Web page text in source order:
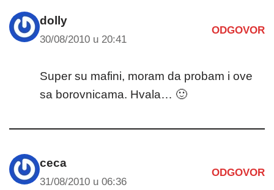
dolly
30/08/2010 u 20:41
ODGOVOR
Super su mafini, moram da probam i ove
sa borovnicama. Hvala… 🙂
ceca
31/08/2010 u 06:36
ODGOVOR